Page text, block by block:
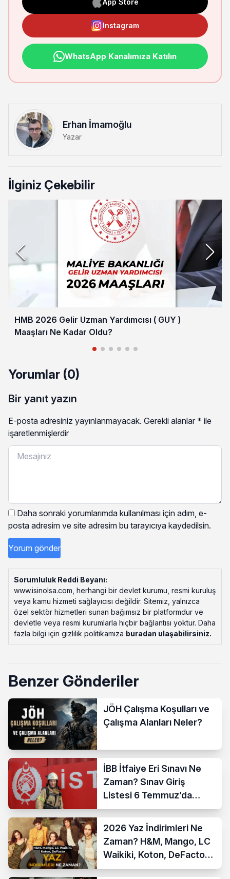
App Store
Instagram
WhatsApp Kanalımıza Katılın
Erhan İmamoğlu
Yazar
İlginiz Çekebilir
HMB 2026 Gelir Uzman Yardımcısı ( GUY )
Maaşları Ne Kadar Oldu?
Yorumlar (0)
Bir yanıt yazın
E-posta adresiniz yayınlanmayacak. Gerekli alanlar * ile
işaretlenmişlerdir
Daha sonraki yorumlarımda kullanılması için adım, e-
posta adresim ve site adresim bu tarayıcıya kaydedilsin.
Sorumluluk Reddi Beyanı:
www.isinolsa.com, herhangi bir devlet kurumu, resmi kuruluş
veya kamu hizmeti sağlayıcısı değildir. Sitemiz, yalnızca
özel sektör hizmetleri sunan bağımsız bir platformdur ve
devletle veya resmi kurumlarla hiçbir bağlantısı yoktur. Daha
fazla bilgi için gizlilik politikamıza buradan ulaşabilirsiniz.
Benzer Gönderiler
JÖH Çalışma Koşulları ve
Çalışma Alanları Neler?
İBB İtfaiye Eri Sınavı Ne
Zaman? Sınav Giriş
Listesi 6 Temmuz’da
Açıklanıyor
2026 Yaz İndirimleri Ne
Zaman? H&M, Mango, LC
Waikiki, Koton, DeFacto
İndirim Tarihleri